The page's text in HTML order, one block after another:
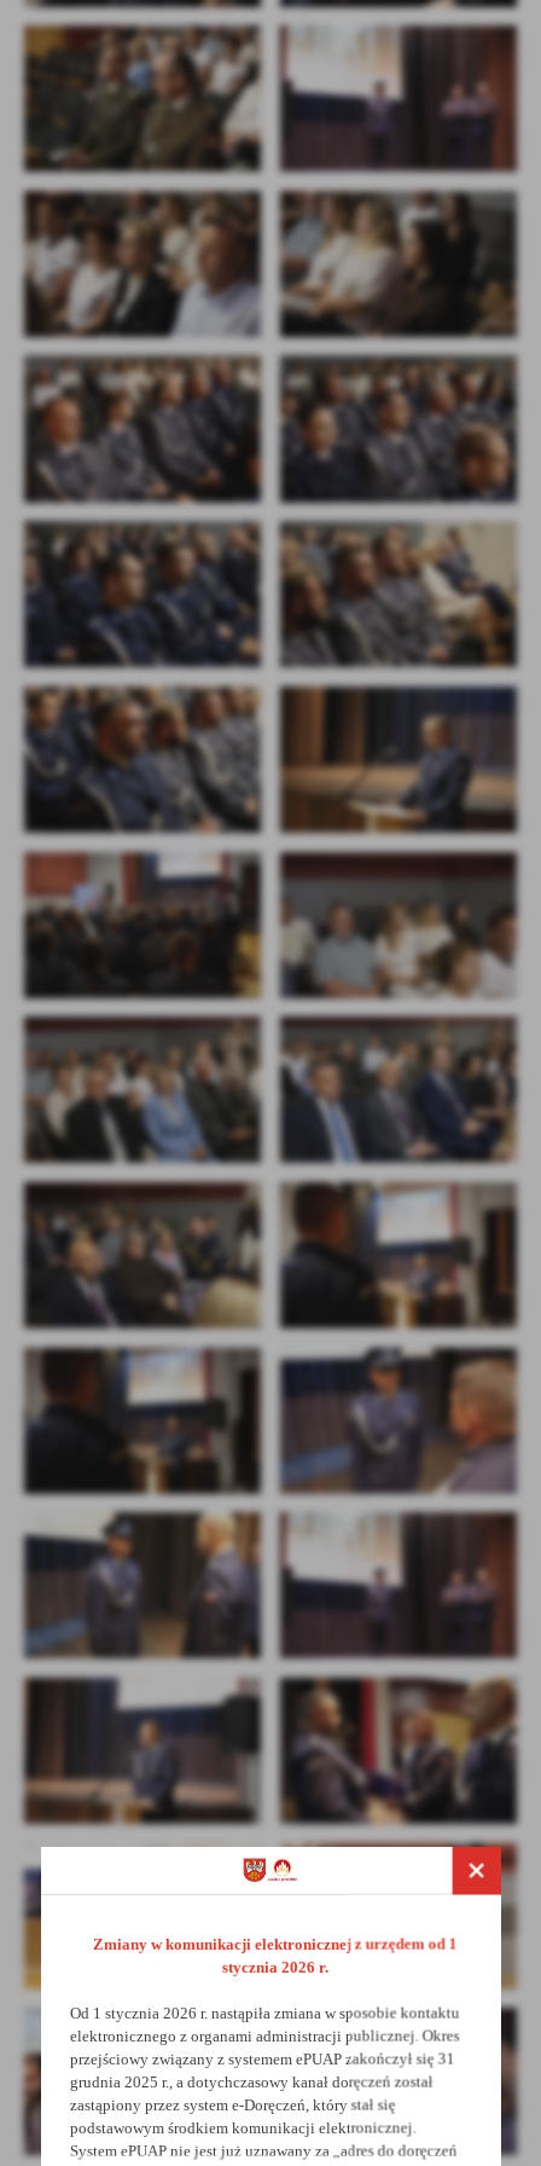
firm będących naszymi partnerami oraz innych dostawców usług.
Firmy te działają w charakterze pośredników prezentujących nasze
treści w postaci wiadomości, ofert, komunikatów mediów
społecznościowych.
Zmiany w komunikacji elektronicznej z urzędem od 1
stycznia 2026 r.
Od 1 stycznia 2026 r. nastąpiła zmiana w sposobie kontaktu
elektronicznego z organami administracji publicznej. Okres
przejściowy związany z systemem ePUAP zakończył się 31
grudnia 2025 r., a dotychczasowy kanał doręczeń został
zastąpiony przez system e-Doręczeń, który stał się
podstawowym środkiem komunikacji elektronicznej.
System ePUAP nie jest już uznawany za „adres do doręczeń